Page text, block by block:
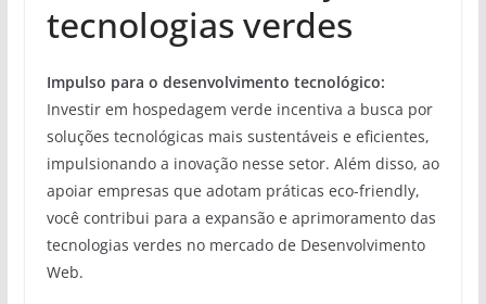
tecnologias verdes
Impulso para o desenvolvimento tecnológico:
Investir em hospedagem verde incentiva a busca por
soluções tecnológicas mais sustentáveis e eficientes,
impulsionando a inovação nesse setor. Além disso, ao
apoiar empresas que adotam práticas eco-friendly,
você contribui para a expansão e aprimoramento das
tecnologias verdes no mercado de Desenvolvimento
Web.